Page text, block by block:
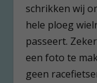
schrikken wij
hele ploeg
passeert.
een foto te
geen